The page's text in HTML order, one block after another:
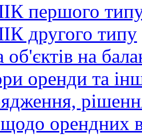
першого
другого типу
на
оренди та
орендних